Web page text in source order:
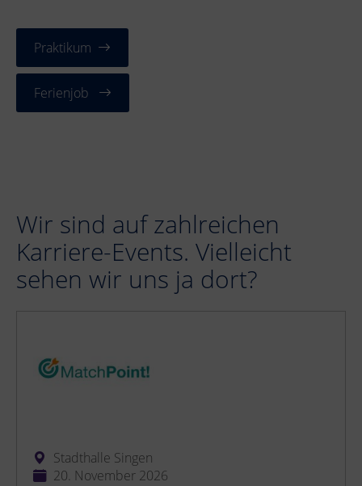
Praktikum
Ferienjob
Wir sind auf zahlreichen
Karriere-Events. Vielleicht
sehen wir uns ja dort?
Stadthalle Singen
20. November 2026